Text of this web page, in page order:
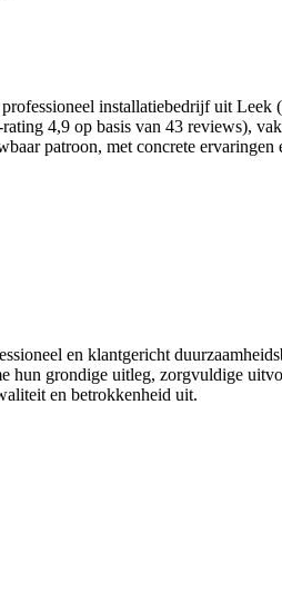
installatiebedrijf uit
4,9 op basis van 43 reviews),
patroon, met concrete
en klantgericht
hun grondige uitleg, zorgvuldige
en betrokkenheid uit.